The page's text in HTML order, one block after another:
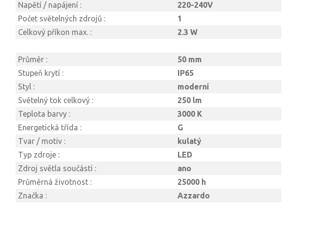
Napětí / napájení :
220-240V
Počet světelných zdrojů :
1
Celkový příkon max. :
2.3 W
Průměr :
50 mm
Stupeň krytí :
IP65
Styl :
moderní
Světelný tok celkový :
250 lm
Teplota barvy :
3000 K
Energetická třída :
G
Tvar / motiv :
kulatý
Typ zdroje :
LED
Zdroj světla součástí :
ano
Průměrná životnost :
25000 h
Značka :
Azzardo